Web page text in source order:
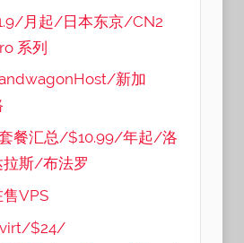
月起/日本东京/CN2
系列
新加
餐汇总/$10.99/年起/洛
斯/布法罗
VPS
$24/